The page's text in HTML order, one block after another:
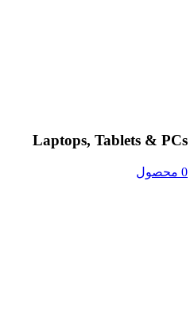
Laptops, Tablets & PCs
0 محصول